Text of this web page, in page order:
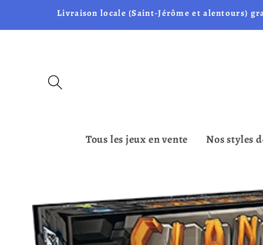
et passerLivraison locale (Saint-Jérôme et alentours)
Tous les jeux en vente Nos styles
informations
produits